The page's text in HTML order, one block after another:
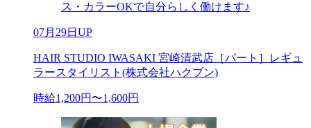
ス・カラーOKで自分らしく働けます♪
07月29日UP
HAIR STUDIO IWASAKI 宮崎清武店［パート］レギュ
ラースタイリスト(株式会社ハクブン)
時給1,200円〜1,600円